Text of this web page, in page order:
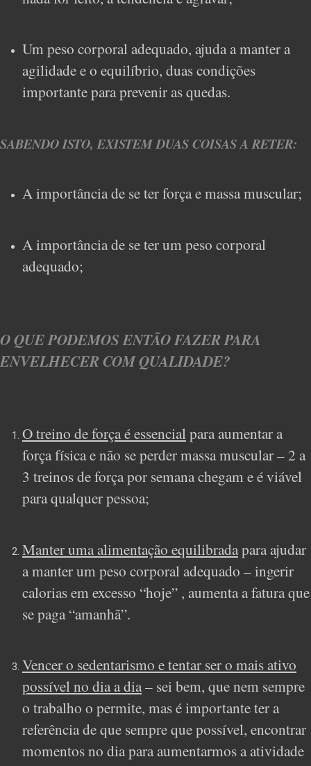
Um peso corporal adequado, ajuda a manter a
agilidade e o equilíbrio, duas condições
importante para prevenir as quedas.
SABENDO ISTO, EXISTEM DUAS COISAS A RETER:
A importância de se ter força e massa muscular;
A importância de se ter um peso corporal
adequado;
O QUE PODEMOS ENTÃO FAZER PARA
ENVELHECER COM QUALIDADE?
O treino de força é essencialpara aumentar a
força física e não se perder massa muscular – 2 a
3 treinos de força por semana chegam e é viável
para qualquer pessoa;
Manter uma alimentação equilibradapara ajudar
a manter um peso corporal adequado – ingerir
calorias em excesso “hoje” , aumenta a fatura que
se paga “amanhã”.
Vencer o sedentarismo e tentar ser o mais ativo
possível no dia a dia– sei bem, que nem sempre
o trabalho o permite, mas é importante ter a
referência de que sempre que possível, encontrar
momentos no dia para aumentarmos a atividade